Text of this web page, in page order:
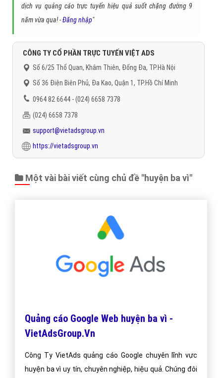
dịch vụ quảng cáo trực tuyến hiệu quả suốt chặng đường 9
năm vừa qua! -Đăng nhập"
CÔNG TY CỔ PHẦN TRỰC TUYẾN VIỆT ADS
Số 6/25 Thổ Quan, Khâm Thiên, Đống Đa, TP.Hà Nội
Số 36 Điện Biên Phủ, Đa Kao, Quận 1, TP.Hồ Chí Minh
0964 82 6644 - (024) 6658 7378
(024) 6658 7378
support@vietadsgroup.vn
https://vietadsgroup.vn
Một vài bài viết cùng chủ đề "huyện ba vì"
Quảng cáo Google Web huyện ba vì -
VietAdsGroup.Vn
Công Ty VietAds quảng cáo Google chuyên lĩnh vực
huyện ba vì uy tín, chuyên nghiệp, hiệu quả. Chúng đôi